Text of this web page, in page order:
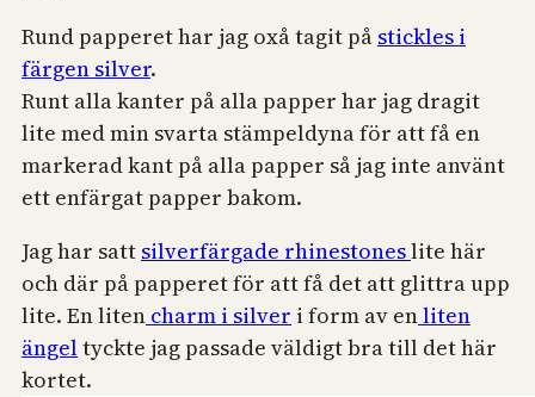
Rund papperet har jag oxå tagit på stickles i
färgen silver.
Runt alla kanter på alla papper har jag dragit
lite med min svarta stämpeldyna för att få en
markerad kant på alla papper så jag inte använt
ett enfärgat papper bakom.
Jag har satt silverfärgade rhinestoneslite här
och där på papperet för att få det att glittra upp
lite. En liten charm i silver i form av enliten
ängeltyckte jag passade väldigt bra till det här
kortet.